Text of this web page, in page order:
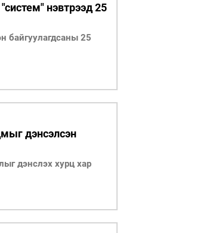
нэвтрээд 25
байгуулагдсаны 25
дэнсэлсэн
дэнслэх хурц хар